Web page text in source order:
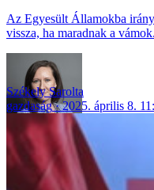
Az Egyesült Államokba
vissza, ha maradnak a vámok.
Székely Sarolta
gazdaság
2025. április 8.